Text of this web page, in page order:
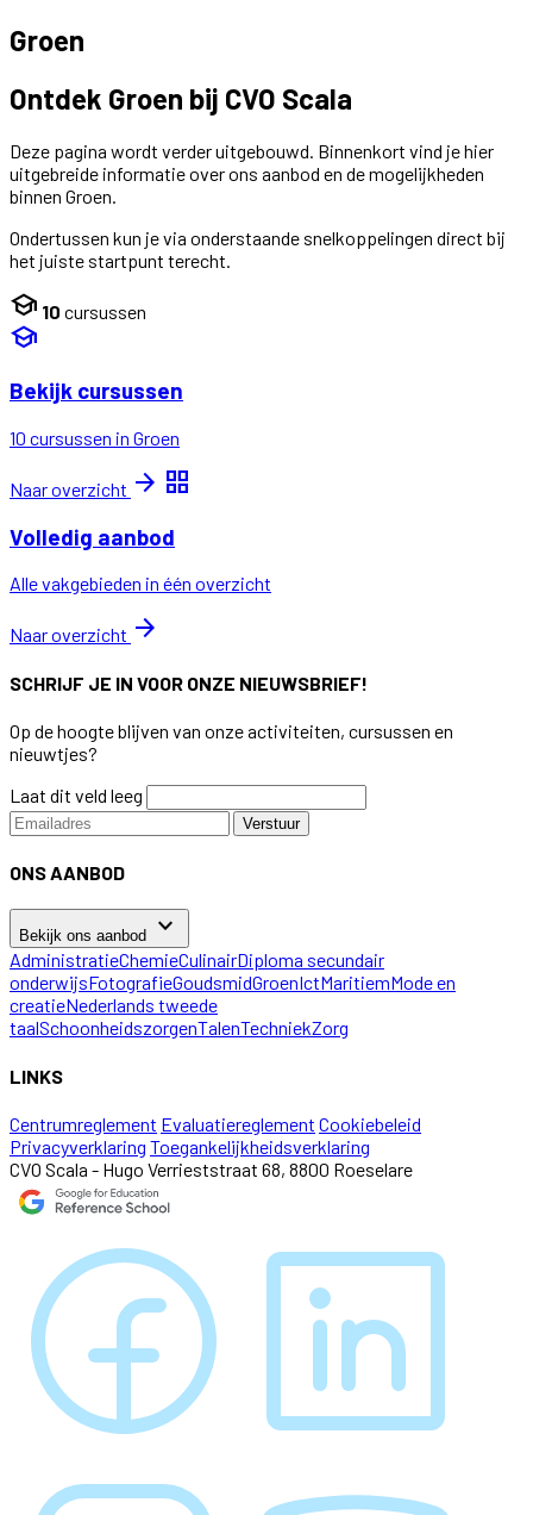
Groen
Ontdek Groen bij CVO Scala
Deze pagina wordt verder uitgebouwd. Binnenkort vind je hier
uitgebreide informatie over ons aanbod en de mogelijkheden
binnen Groen.
Ondertussen kun je via onderstaande snelkoppelingen direct bij
het juiste startpunt terecht.
school 10 cursussen
school
Bekijk cursussen
10 cursussen in Groen
Naar overzicht arrow_forward grid_view
Volledig aanbod
Alle vakgebieden in één overzicht
Naar overzicht arrow_forward
SCHRIJF JE IN VOOR ONZE NIEUWSBRIEF!
Op de hoogte blijven van onze activiteiten, cursussen en
nieuwtjes?
Laat dit veld leeg
Verstuur
ONS AANBOD
Bekijk ons aanbod keyboard_arrow_down
AdministratieChemieCulinairDiploma secundair
onderwijsFotografieGoudsmidGroenIctMaritiemMode en
creatieNederlands tweede
taalSchoonheidszorgenTalenTechniekZorg
LINKS
Centrumreglement Evaluatiereglement Cookiebeleid
Privacyverklaring Toegankelijkheidsverklaring
CVO Scala - Hugo Verrieststraat 68, 8800 Roeselare